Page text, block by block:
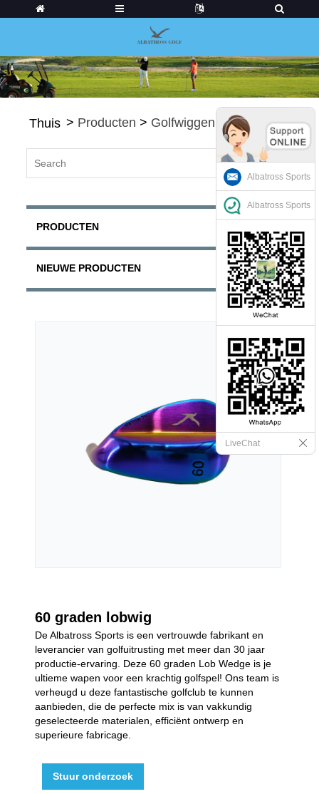
Thuis > Producten > Golfwiggen
PRODUCTEN
NIEUWE PRODUCTEN
60 graden lobwig
De Albatross Sports is een vertrouwde fabrikant en
leverancier van golfuitrusting met meer dan 30 jaar
productie-ervaring. Deze 60 graden Lob Wedge is je
ultieme wapen voor een krachtig golfspel! Ons team is
verheugd u deze fantastische golfclub te kunnen
aanbieden, die de perfecte mix is ​​van vakkundig
geselecteerde materialen, efficiënt ontwerp en
superieure fabricage.
Stuur onderzoek
Albatross Sports
Albatross Sports
LiveChat